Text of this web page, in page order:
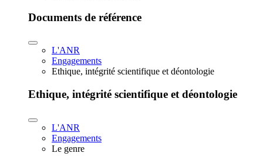
Documents de référence
L'ANR
Engagements
Ethique, intégrité scientifique et déontologie
Ethique, intégrité scientifique et déontologie
L'ANR
Engagements
Le genre